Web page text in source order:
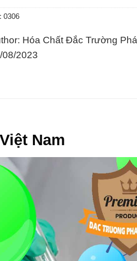
0306
Hóa Chất Đắc Trường
08/2023
Nam